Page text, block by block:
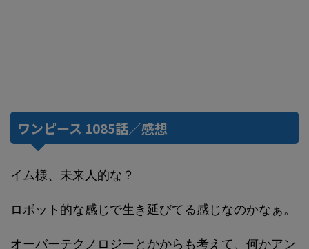
ワンピース 1085話／感想
イム様、未来人的な？
ロボット的な感じで生き延びてる感じなのかなぁ。
オーバーテクノロジーとかからも考えて、何かアン